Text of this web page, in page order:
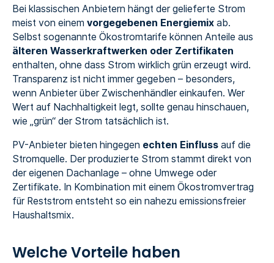
Bei klassischen Anbietern hängt der gelieferte Strom
meist von einem vorgegebenen Energiemixab.
Selbst sogenannte Ökostromtarife können Anteile aus
älteren Wasserkraftwerken oder Zertifikaten
enthalten, ohne dass Strom wirklich grün erzeugt wird.
Transparenz ist nicht immer gegeben – besonders,
wenn Anbieter über Zwischenhändler einkaufen. Wer
Wert auf Nachhaltigkeit legt, sollte genau hinschauen,
wie „grün“ der Strom tatsächlich ist.
PV-Anbieter bieten hingegen echten Einflussauf die
Stromquelle. Der produzierte Strom stammt direkt von
der eigenen Dachanlage – ohne Umwege oder
Zertifikate. In Kombination mit einem Ökostromvertrag
für Reststrom entsteht so ein nahezu emissionsfreier
Haushaltsmix.
Welche Vorteile haben